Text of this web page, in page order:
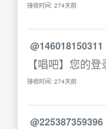
接收时间: 274天前
@146018150311
【唱吧】您的
接收时间: 274天前
@225387359396